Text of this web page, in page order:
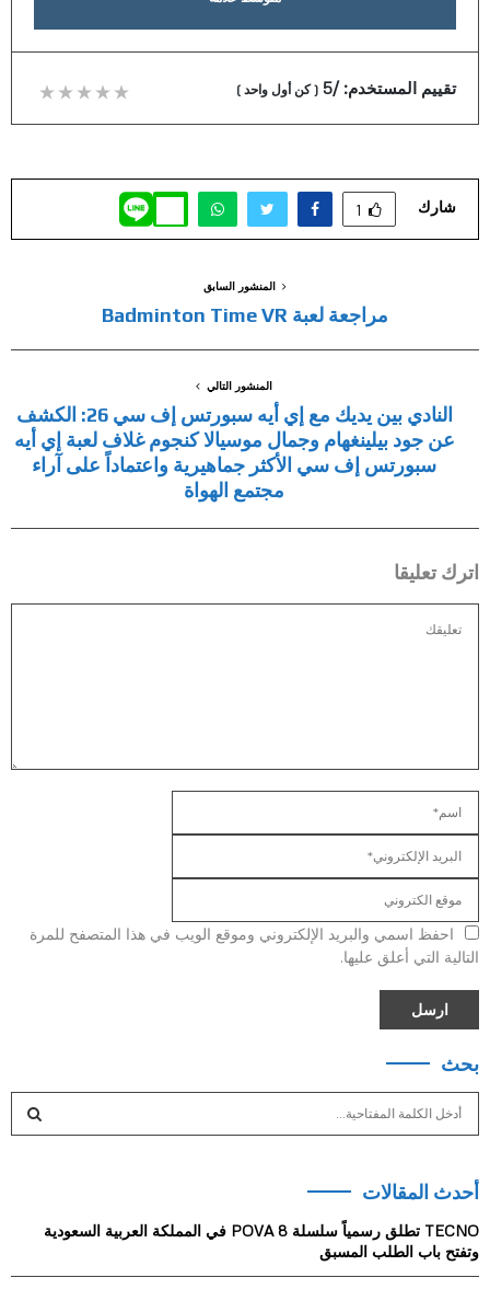
تقييم المستخدم:/5
(كن أول واحد )
شارك 1
المنشور السابق
مراجعة لعبة Badminton Time VR
المنشور التالي
النادي بين يديك مع إي أيه سبورتس إف سي 26: الكشف
عن جود بيلينغهام وجمال موسيالا كنجوم غلاف لعبة إي أيه
سبورتس إف سي الأكثر جماهيرية واعتماداً على آراء
مجتمع الهواة
اترك تعليقا
احفظ اسمي والبريد الإلكتروني وموقع الويب في هذا المتصفح للمرة
التالية التي أعلق عليها.
بحث
c
f
o
أحدث المقالات
TECNO تطلق رسمياً سلسلة POVA 8 في المملكة العربية السعودية
وتفتح باب الطلب المسبق